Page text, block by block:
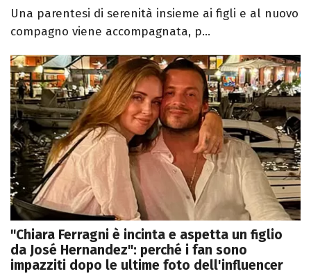
Una parentesi di serenità insieme ai figli e al nuovo
compagno viene accompagnata, p...
"Chiara Ferragni è incinta e aspetta un figlio
da José Hernandez": perché i fan sono
impazziti dopo le ultime foto dell'influencer